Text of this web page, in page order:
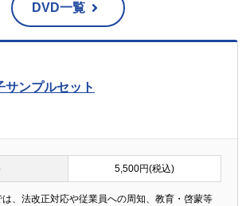
DVD一覧
サンプルセット
5,500円(税込)
、法改正対応や従業員への周知、教育・啓蒙等